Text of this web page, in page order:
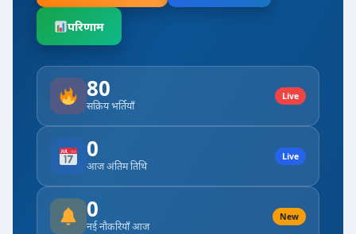
परिणाम
80
सक्रिय भर्तियाँ
Live
0
आज अंतिम तिथि
Live
0
नई नौकरियाँ आज
New